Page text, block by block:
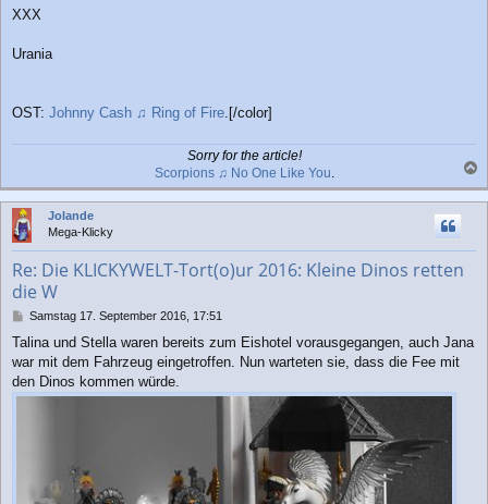
XXX
Urania
OST: Johnny Cash ♫ Ring of Fire .[/color]
Sorry for the article!
Scorpions ♫ No One Like You.
a
c
Jolande
Mega-Klicky
Re: Die KLICKYWELT-Tort(o)ur 2016: Kleine Dinos retten
die W
B
i
t
r
a
Samstag 17. September 2016, 17:51
Talina und Stella waren bereits zum Eishotel vorausgegangen, auch Jana
war mit dem Fahrzeug eingetroffen. Nun warteten sie, dass die Fee mit
den Dinos kommen würde.